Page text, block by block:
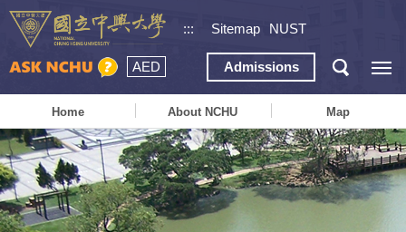
::: Sitemap NUST
AED Admissions
Home About NCHU Map